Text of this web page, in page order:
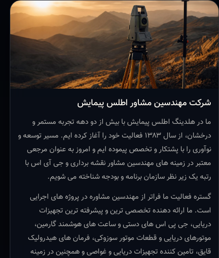
شرکت مهندسین مشاور اطلس پیمایش
ما در هلدینگ اطلس پیمایش با بیش از دو دهه تجربه مستمر و
درخشان، از سال ۱۳۸۳ فعالیت خود را آغاز کرده ایم. مسیر توسعه و
نوآوری را با پشتکار و تخصص پیموده ایم و امروز به عنوان مرجعی
معتبر در زمینه های مهندسین مشاور نقشه برداری و جی آی اس با
رتبه یک زیر نظر سازمان برنامه و بودجه شناخته می شویم.
گستره فعالیت ما فراتر از مهندسین مشاوره در پروژه های اجرایی
است. ما ارائه دهنده تخصصی ترین و پیشرفته ترین تجهیزات
دریایی، جی پی اس های دستی و ساعت های هوشمند گارمین،
موتورهای دریایی و قطعات موتور سوزوکی، فرمان های هیدرولیک
قایق، تامین کننده تجهیزات دریایی و غواصی و همچنین در زمینه